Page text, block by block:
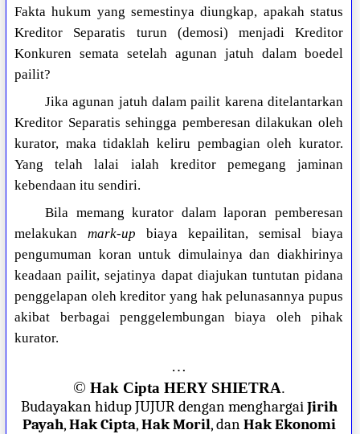
Fakta hukum yang semestinya diungkap, apakah status
Kreditor Separatis turun (demosi) menjadi Kreditor
Konkuren semata setelah agunan jatuh dalam boedel
pailit?
Jika agunan jatuh dalam pailit karena ditelantarkan
Kreditor Separatis sehingga pemberesan dilakukan oleh
kurator, maka tidaklah keliru pembagian oleh kurator.
Yang telah lalai ialah kreditor pemegang jaminan
kebendaan itu sendiri.
Bila memang kurator dalam laporan pemberesan
melakukanmark-up biaya kepailitan, semisal biaya
pengumuman koran untuk dimulainya dan diakhirinya
keadaan pailit, sejatinya dapat diajukan tuntutan pidana
penggelapan oleh kreditor yang hak pelunasannya pupus
akibat berbagai penggelembungan biaya oleh pihak
kurator.
…
© Hak Cipta HERY SHIETRA.
Budayakan hidup JUJUR dengan menghargaiJirih
Payah,Hak Cipta,Hak Moril, danHak Ekonomi